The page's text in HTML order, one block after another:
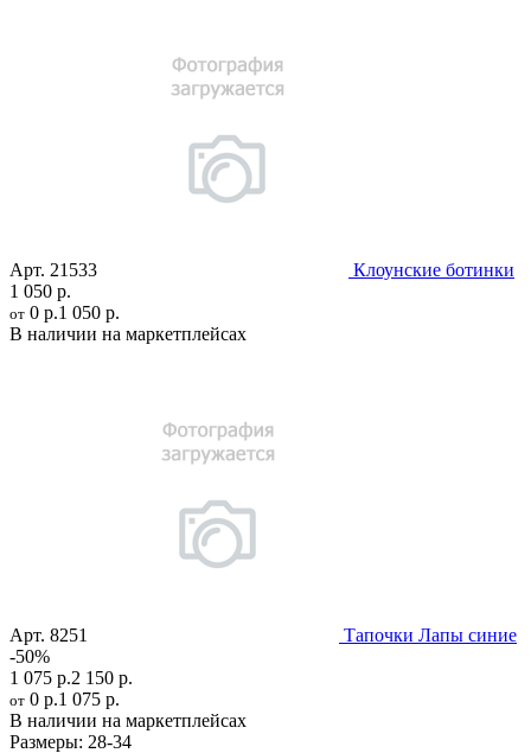
Арт. 21533
Клоунские ботинки
1 050 р.
от 0 р.1 050 р.
В наличии на маркетплейсах
Арт. 8251
Тапочки Лапы синие
-50%
1 075 р.2 150 р.
от 0 р.1 075 р.
В наличии на маркетплейсах
Размеры: 28-34